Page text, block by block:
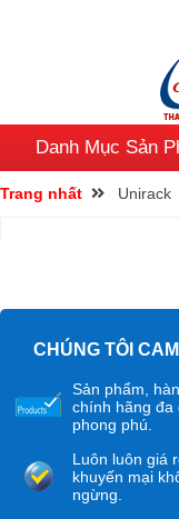
Danh Mục Sản
Trang nhất Unirack
CHÚNG TÔI
Sản phẩm,
chính hãng đa
phong phú.
Luôn luôn giá
khuyến mại
ngừng.